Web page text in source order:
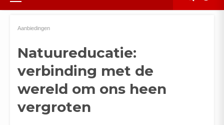
menu
Aanbiedingen
Natuureducatie:
verbinding met de
wereld om ons heen
vergroten